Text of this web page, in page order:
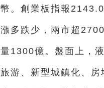
幣。創業板指報
漲多跌少，兩市超
量1300億。盤面上，
旅游、新型城鎮化、